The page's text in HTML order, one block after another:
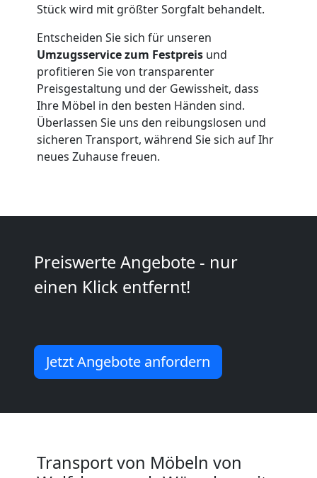
Stück wird mit größter Sorgfalt behandelt.
Entscheiden Sie sich für unseren
Umzugsservice zum Festpreis und
profitieren Sie von transparenter
Preisgestaltung und der Gewissheit, dass
Ihre Möbel in den besten Händen sind.
Überlassen Sie uns den reibungslosen und
sicheren Transport, während Sie sich auf Ihr
neues Zuhause freuen.
Preiswerte Angebote - nur
einen Klick entfernt!
Jetzt Angebote anfordern
Transport von Möbeln von
Wolfsberg
Full-
Service-
Umzug
Qualitäts-
Umzüge
Vereinsumzug
Wolfsberg
Anfrage